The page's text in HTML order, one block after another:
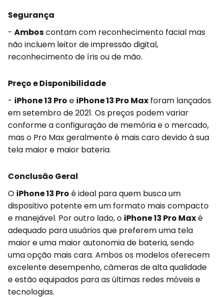
Segurança
- Amboscontam com reconhecimento facial mas
não incluem leitor de impressão digital,
reconhecimento de íris ou de mão.
Preço e Disponibilidade
- iPhone 13 Pro e iPhone 13 Pro Max foram lançados
em setembro de 2021. Os preços podem variar
conforme a configuração de memória e o mercado,
mas o Pro Max geralmente é mais caro devido à sua
tela maior e maior bateria.
Conclusão Geral
O iPhone 13 Pro é ideal para quem busca um
dispositivo potente em um formato mais compacto
e manejável. Por outro lado, o iPhone 13 Pro Maxé
adequado para usuários que preferem uma tela
maior e uma maior autonomia de bateria, sendo
uma opção mais cara. Ambos os modelos oferecem
excelente desempenho, câmeras de alta qualidade
e estão equipados para as últimas redes móveis e
tecnologias.